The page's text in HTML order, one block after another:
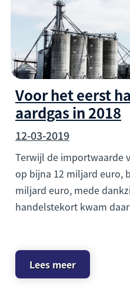
Voor het eerst
aardgas in 2018
12-03-2019
Terwijl de importwaarde
op bijna 12 miljard euro,
miljard euro, mede
handelstekort kwam
Lees meer